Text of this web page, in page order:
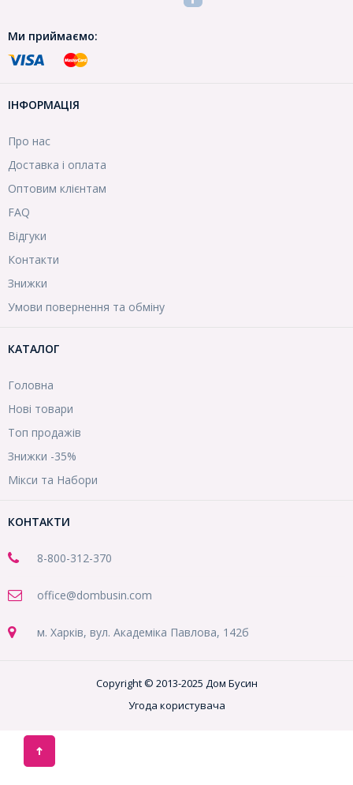
Ми приймаємо:
ІНФОРМАЦІЯ
Про нас
Доставка і оплата
Оптовим клієнтам
FAQ
Відгуки
Контакти
Знижки
Умови повернення та обміну
КАТАЛОГ
Головна
Нові товари
Топ продажів
Знижки -35%
Мікси та Набори
КОНТАКТИ
8-800-312-370
office@dombusin.com
м. Харків, вул. Академіка Павлова, 142б
Copyright © 2013-2025 Дом Бусин
Угода користувача